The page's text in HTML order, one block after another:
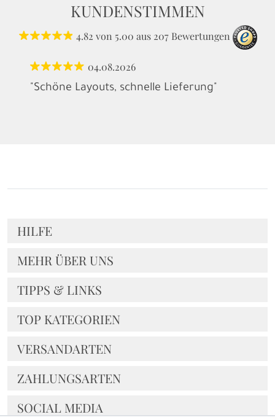
KUNDENSTIMMEN
4.82 von 5.00 aus 207 Bewertungen
04.08.2026
"Schöne Layouts, schnelle Lieferung"
HILFE
MEHR ÜBER UNS
TIPPS & LINKS
TOP KATEGORIEN
VERSANDARTEN
ZAHLUNGSARTEN
SOCIAL MEDIA